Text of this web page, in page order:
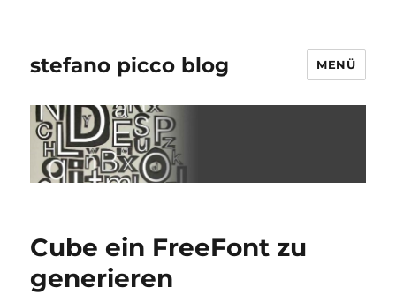
stefano picco blog MENÜ
Cube ein FreeFont zu
generieren